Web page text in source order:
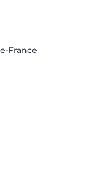
France